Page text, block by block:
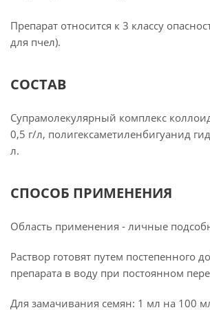
Препарат относится к 3 классу
для пчел).
СОСТАВ
Супрамолекулярный комплекс
0,5 г/л, полигексаметиленбигуанид
л.
СПОСОБ ПРИМЕНЕНИЯ
Область применения - личные
Раствор готовят путем постепенного
препарата в воду при постоянном
Для замачивания семян: 1 мл на 100